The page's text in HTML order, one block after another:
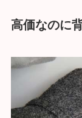
高価なのに